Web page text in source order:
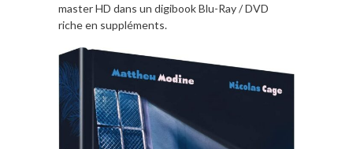
master HD dans un digibook Blu-Ray / DVD
riche en suppléments.